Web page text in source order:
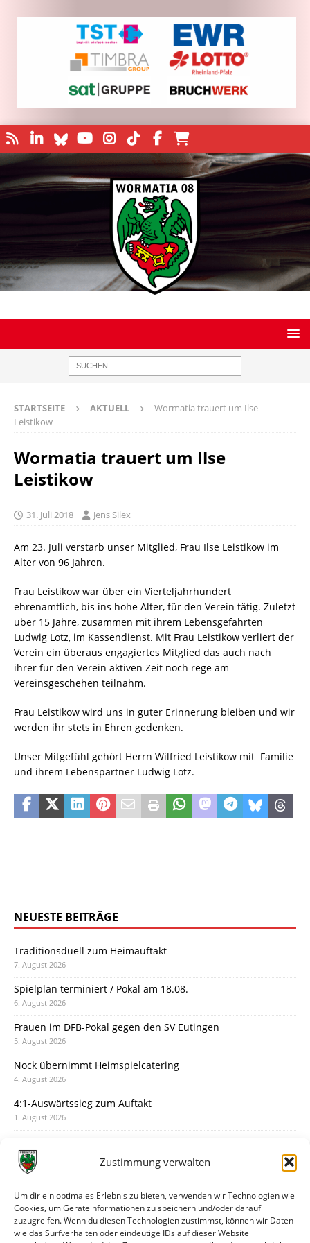
Zustimmung verwalten
Um dir ein optimales Erlebnis zu bieten, verwenden wir Technologien wie
Cookies, um Geräteinformationen zu speichern und/oder darauf
zuzugreifen. Wenn du diesen Technologien zustimmst, können wir Daten
wie das Surfverhalten oder eindeutige IDs auf dieser Website
STARTSEITE AKTUELL
Wormatia trauert um Ilse
Leistikow
Wormatia trauert um Ilse
Leistikow
31. Juli 2018 Jens Silex
Am 23. Juli verstarb unser Mitglied, Frau Ilse Leistikow im
Alter von 96 Jahren.
Frau Leistikow war über ein Vierteljahrhundert
ehrenamtlich, bis ins hohe Alter, für den Verein tätig. Zuletzt
über 15 Jahre, zusammen mit ihrem Lebensgefährten
Ludwig Lotz, im Kassendienst. Mit Frau Leistikow verliert der
Verein ein überaus engagiertes Mitglied das auch nach
ihrer für den Verein aktiven Zeit noch rege am
Vereinsgeschehen teilnahm.
Frau Leistikow wird uns in guter Erinnerung bleiben und wir
werden ihr stets in Ehren gedenken.
Unser Mitgefühl gehört Herrn Wilfried Leistikow mit Familie
und ihrem Lebenspartner Ludwig Lotz.
NEUESTE BEITRÄGE
Traditionsduell zum Heimauftakt
7. August 2026
Spielplan terminiert / Pokal am 18.08.
6. August 2026
Frauen im DFB-Pokal gegen den SV Eutingen
5. August 2026
Nock übernimmt Heimspielcatering
4. August 2026
4:1-Auswärtssieg zum Auftakt
1. August 2026
31. Juli 2026
30. Juli 2026
Deine Spielminute: 89+1
28. Juli 2026